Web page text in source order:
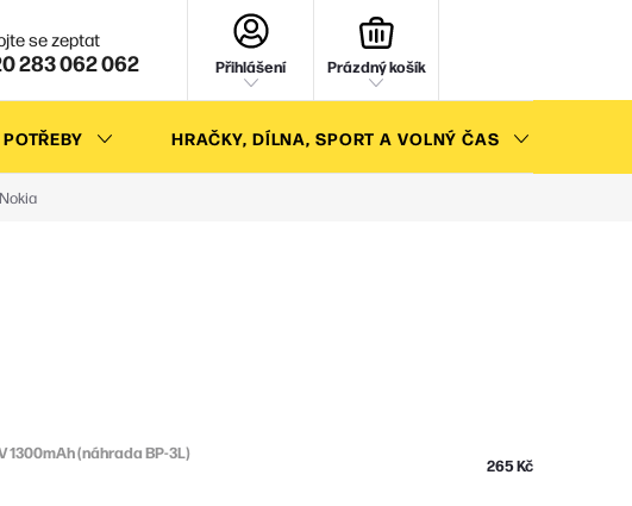
283 062 062 Přihlášení Prázdný košík
HRAČKY, DÍLNA, SPORT A VOLNÝ ČAS
Nokia
1300mAh (náhrada BP-3L)
265 Kč